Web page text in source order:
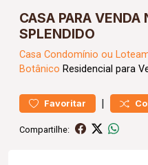
CASA PARA VENDA
SPLENDIDO
Casa Condomínio ou
Botânico Residencial para
Favoritar |
Compartilhe: